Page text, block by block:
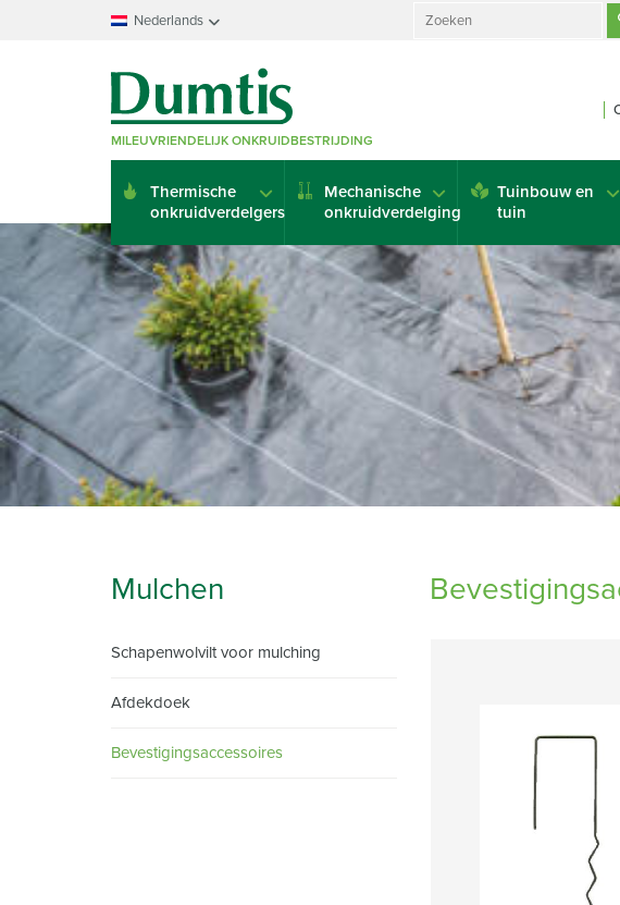
Nederlands
Nederlands
Deutsch
English
Español
Search
MILEUVRIENDELIJK ONKRUIDBESTRIJDING
Thermische
onkruidverdelgers
Mechanische
onkruidverdelging
Tuinbouw en
tuin
Mulchen
Schapenwolvilt voor mulching
Afdekdoek
Bevestigingsaccessoires